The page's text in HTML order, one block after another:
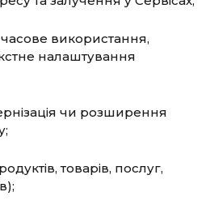
використання,
налаштування
чи розширення
товарів, послуг,